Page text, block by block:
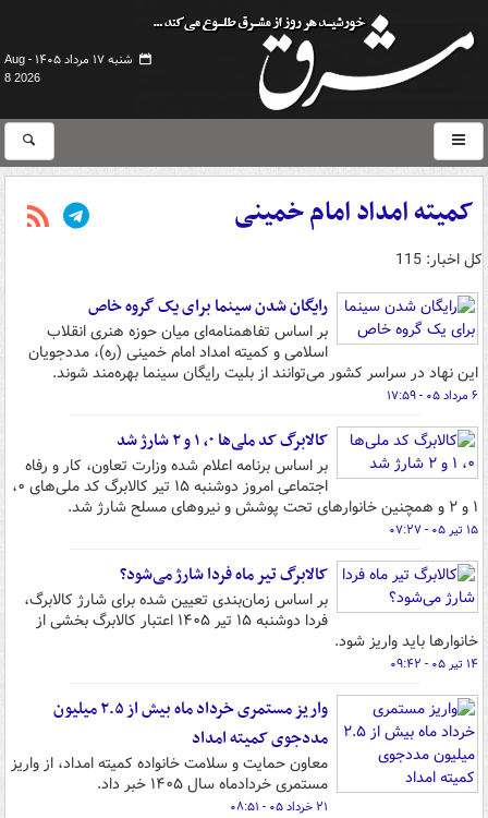
شنبه ۱۷ مرداد ۱۴۰۵ -
Aug
8 2026
کمیته امداد امام خمینی
کل اخبار: 115
رایگان شدن سینما برای یک گروه خاص
بر اساس تفاهمنامه‌ای میان حوزه هنری انقلاب
اسلامی و کمیته امداد امام خمینی (ره)، مددجویان
این نهاد در سراسر کشور می‌توانند از بلیت رایگان سینما بهره‌مند شوند.
۶ مرداد ۰۵ - ۱۷:۵۹
کالابرگ کد ملی‌ها ۰، ۱ و ۲ شارژ شد
بر اساس برنامه اعلام شده وزارت تعاون، کار و رفاه
اجتماعی امروز دوشنبه ۱۵ تیر کالابرگ کد ملی‌های ۰،
۱ و ۲ و همچنین خانوارهای تحت پوشش و نیروهای مسلح شارژ شد.
۱۵ تیر ۰۵ - ۰۷:۲۷
کالابرگ تیر ماه فردا شارژ می‌شود؟
بر اساس زمان‌بندی تعیین شده برای شارژ کالابرگ،
فردا دوشنبه ۱۵ تیر ۱۴۰۵ اعتبار کالابرگ بخشی از
خانوارها باید واریز شود.
۱۴ تیر ۰۵ - ۰۹:۴۲
واریز مستمری خرداد ماه بیش از ۲.۵ میلیون
مددجوی کمیته امداد
معاون حمایت و سلامت خانواده کمیته امداد، از واریز
مستمری خردادماه سال ۱۴۰۵ خبر داد.
۲۱ خرداد ۰۵ - ۰۸:۵۱